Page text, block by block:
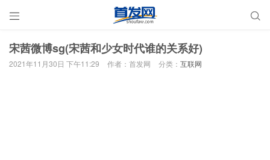
 
宋茜微博sg(宋茜和少女时代谁的关系好)
2021年11月30日 下午11:29 作者：首发网 分类： 互联网